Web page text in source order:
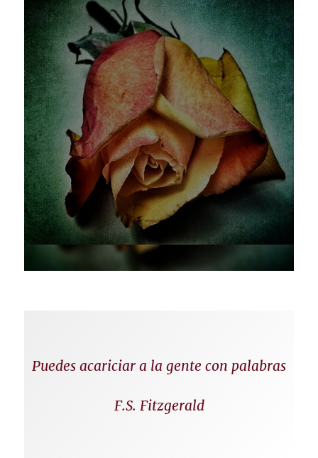
Puedes acariciar a la gente con palabras
F.S. Fitzgerald